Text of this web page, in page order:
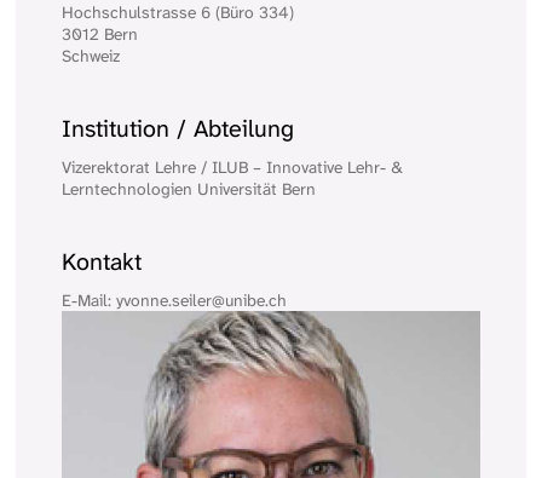
Hochschulstrasse 6 (Büro 334)
3012 Bern
Schweiz
Institution / Abteilung
Vizerektorat Lehre / ILUB – Innovative Lehr- &
Lerntechnologien Universität Bern
Kontakt
E-Mail: yvonne.seiler@unibe.ch